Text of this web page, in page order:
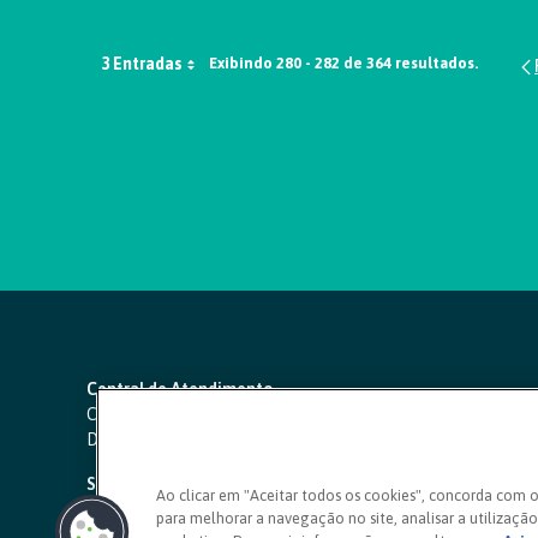
3 Entradas Exibindo 280 - 282 de 364 resultados.
Central de Atendimento
Capitais e regiões metropolitanas:
Demais localidades:
SAC 24 horas
Ouvidoria
Ao clicar em "Aceitar todos os cookies", concorda com
para melhorar a navegação no site, analisar a